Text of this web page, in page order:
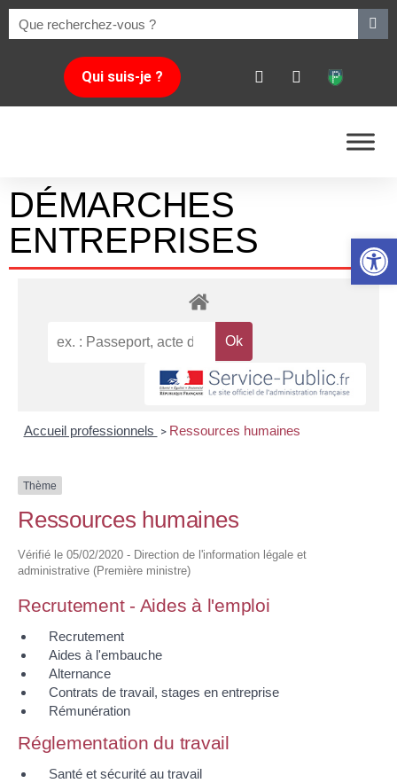
Ouvrir
Qui suis-je ?
DÉMARCHES
ENTREPRISES
Accueil professionnels > Ressources humaines
Thème
Ressources humaines
Vérifié le 05/02/2020 - Direction de l'information légale et
administrative (Première ministre)
Recrutement - Aides à l'emploi
Recrutement
Aides à l'embauche
Alternance
Contrats de travail, stages en entreprise
Rémunération
Réglementation du travail
Santé et sécurité au travail